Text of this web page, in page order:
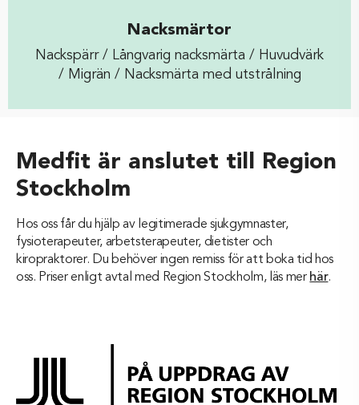
Nacksmärtor
Nackspärr / Långvarig nacksmärta / Huvudvärk
/ Migrän / Nacksmärta med utstrålning
Medfit är anslutet till Region
Stockholm
Hos oss får du hjälp av legitimerade sjukgymnaster,
fysioterapeuter, arbetsterapeuter, dietister och
kiropraktorer. Du behöver ingen remiss för att boka tid hos
oss. Priser enligt avtal med Region Stockholm, läs mer här.